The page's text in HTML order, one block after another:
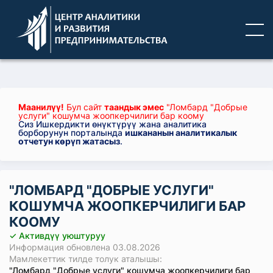
Маанилүү! Бул сайт таандык эмес "Ломбард "Добрые
услуги" кошумча жоопкерчилиги бар коому
Сиз Ишкердикти өнүктүрүү жана аналитика
борборунун порталындаишкананын аналитикалык
отчетун көрүп жатасыз.
"ЛОМБАРД "ДОБРЫЕ УСЛУГИ"
КОШУМЧА ЖООПКЕРЧИЛИГИ БАР
КООМУ
✓ Активдүү уюштуруу
Информация обновлена 03.08.2026
Мамлекеттик тилде толук аталышы:
"Ломбард "Добрые услуги" кошумча жоопкерчилиги бар